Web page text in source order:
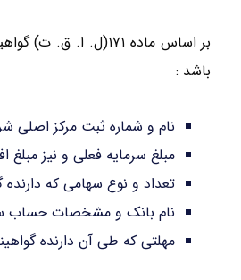
بر اساس ماده
باشد :
نام و شماره ثبت مرکز اصلی
مبلغ سرمایه فعلی و نیز
تعداد و نوع سهامی که
نام بانک و مشخصات حساب
مهلتی که طی آن دارنده